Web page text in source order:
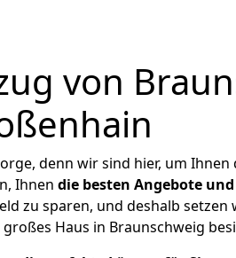
von
denn wir sind hier, um Ihnen
Ihnen die besten Angebote und
zu sparen, und deshalb setzen
Haus in Braunschweig